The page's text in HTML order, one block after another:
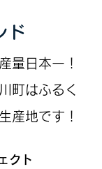
ド
量日本一！
町はふるく
産地です！
クト